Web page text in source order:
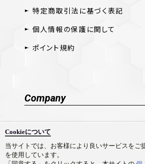
Cookieについて
当サイトでは、お客様により良いサービスをご
を使用しています。
特定商取引法に基づく表記
個人情報の保護に関して
ポイント規約
Company
採用情報